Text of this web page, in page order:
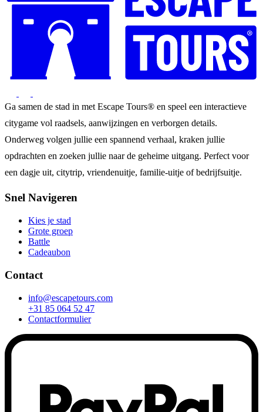
Ga samen de stad in met Escape Tours® en speel een interactieve
citygame vol raadsels, aanwijzingen en verborgen details.
Onderweg volgen jullie een spannend verhaal, kraken jullie
opdrachten en zoeken jullie naar de geheime uitgang. Perfect voor
een dagje uit, citytrip, vriendenuitje, familie-uitje of bedrijfsuitje.
Snel Navigeren
Kies je stad
Grote groep
Battle
Cadeaubon
Contact
info@escapetours.com
+31 85 064 52 47
Contactformulier